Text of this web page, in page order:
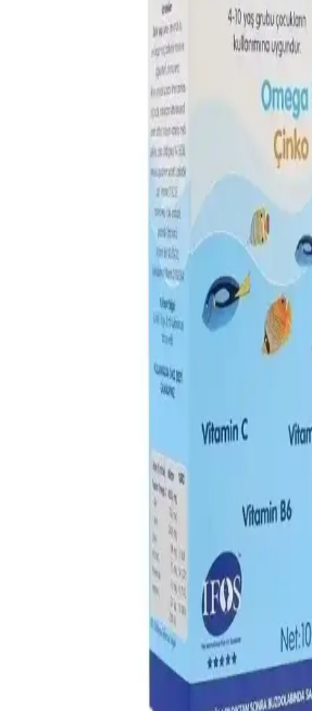
Omega-3 balık yağı, sağlık açısından
emilim ve fayda için yemekle birlikte,
Möller’s Balık Yağı Kapsülü:
Omega-3 Takviyesi ile Sağlığınızı
Möller’s balık yağı kapsülleri, yüksek içerik
formülüyle kalp, beyin ve göz sağlığını
bir omega-3 takviyesidir.
En İyi Krill Yağı Markaları ve
Faydaları Hakkında Kapsamlı
Sağlık ve güzellikte doğal destek
içeren, güvenilir krill yağı markalarını ve
Köpekler İçin Balık Yağı
Faydaları Hakkında Detaylı
Köpekler için balık yağı, omega-3 ve
zengindir, kalp, cilt, eklem sağlığını
yaşam kalitelerini artırır.
Çocuklarda Balık Yağı Kullanımı
Gelişimdeki Rolü Hakkında
Çocuklarda balık yağı, omega-3 ve D
destekler. Doz, kalite ve kullanım dikkat
önerisiyle sağlıklı büyüme sağlanır.
ZincoOmega Balık Yağı: Omega-
Faydaları Hakkında Bilmeniz